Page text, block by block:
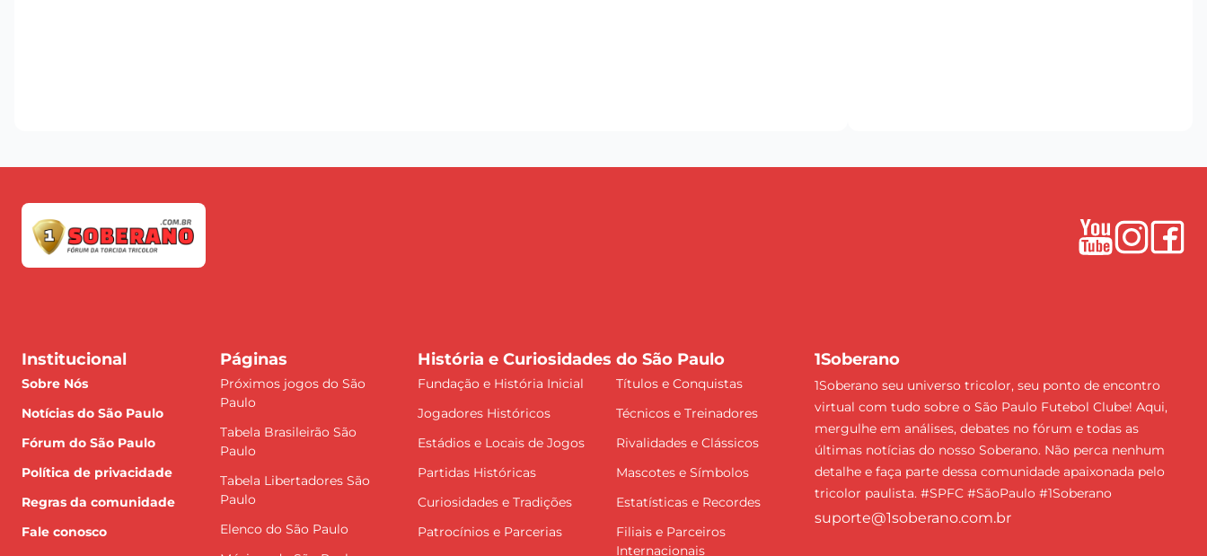
Institucional
Sobre Nós
Notícias do São Paulo
Fórum do São Paulo
Política de privacidade
Regras da comunidade
Fale conosco
Páginas
Próximos jogos do São
Paulo
Tabela Brasileirão São
Paulo
Tabela Libertadores São
Paulo
Elenco do São Paulo
História e Curiosidades do São Paulo
Fundação e História Inicial
Títulos e Conquistas
Jogadores Históricos
Técnicos e Treinadores
Estádios e Locais de Jogos
Rivalidades e Clássicos
Partidas Históricas
Mascotes e Símbolos
Curiosidades e Tradições
Estatísticas e Recordes
Patrocínios e Parcerias
Filiais e Parceiros
Internacionais
1Soberano
1Soberano seu universo tricolor, seu ponto de encontro
virtual com tudo sobre o São Paulo Futebol Clube! Aqui,
mergulhe em análises, debates no fórum e todas as
últimas notícias do nosso Soberano. Não perca nenhum
detalhe e faça parte dessa comunidade apaixonada pelo
tricolor paulista. #SPFC #SãoPaulo #1Soberano
suporte@1soberano.com.br